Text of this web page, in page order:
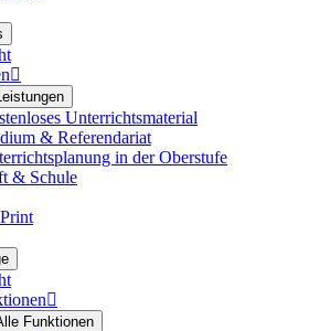

Unterrichtsmaterial
& Referendariat
in der Oberstufe
& Schule

Funktionen